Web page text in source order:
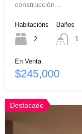
construcción…
Habitacións
2
Baños
1
En Venta
$245,000
Destacado